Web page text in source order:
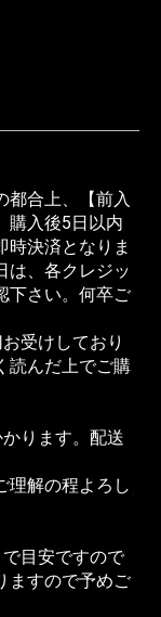
都合上、【前入
購入後5日以内
時決済となりま
は、各クレジッ
下さい。何卒ご
受けしており
読んだ上でご購
ります。配送
理解の程よろし
目安ですので
ますので予めご